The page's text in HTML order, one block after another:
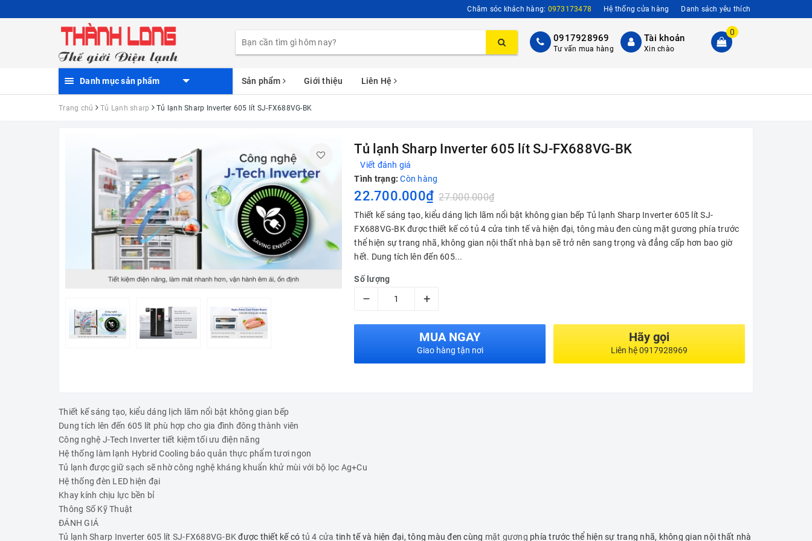
Chăm sóc khách hàng: 0973173478 Hệ thống cửa hàng Danh sách yêu thích
0917928969
Tư vấn mua hàng
Tài khoản
Xin chào
0
Danh mục sản phẩm Sản phẩm Giới thiệu Liên Hệ
Trang chủ Tủ Lạnh sharp Tủ lạnh Sharp Inverter 605 lít SJ-FX688VG-BK
Tủ lạnh Sharp Inverter 605 lít SJ-FX688VG-BK
Viết đánh giá
Tình trạng: Còn hàng
22.700.000₫ 27.000.000₫
Thiết kế sáng tạo, kiểu dáng lịch lãm nổi bật không gian bếp Tủ lạnh Sharp Inverter 605 lít SJ-
FX688VG-BK được thiết kế có tủ 4 cửa tinh tế và hiện đại, tông màu đen cùng mặt gương phía trước
thể hiện sự trang nhã, không gian nội thất nhà bạn sẽ trở nên sang trọng và đẳng cấp hơn bao giờ
hết. Dung tích lên đến 605...
Số lượng
– +
MUA NGAY
Giao hàng tận nơi
Hãy gọi
Liên hệ 0917928969
Thiết kế sáng tạo, kiểu dáng lịch lãm nổi bật không gian bếp
Dung tích lên đến 605 lít phù hợp cho gia đình đông thành viên
Công nghệ J-Tech Inverter tiết kiệm tối ưu điện năng
Hệ thống làm lạnh Hybrid Cooling bảo quản thực phẩm tươi ngon
Tủ lạnh được giữ sạch sẽ nhờ công nghệ kháng khuẩn khử mùi với bộ lọc Ag+Cu
Hệ thống đèn LED hiện đại
Khay kính chịu lực bền bỉ
Thông Số Kỹ Thuật
ĐÁNH GIÁ
Tủ lạnh Sharp Inverter 605 lít SJ-FX688VG-BK được thiết kế có tủ 4 cửa tinh tế và hiện đại, tông màu đen cùng mặt gương phía trước thể hiện sự trang nhã, không gian nội thất nhà